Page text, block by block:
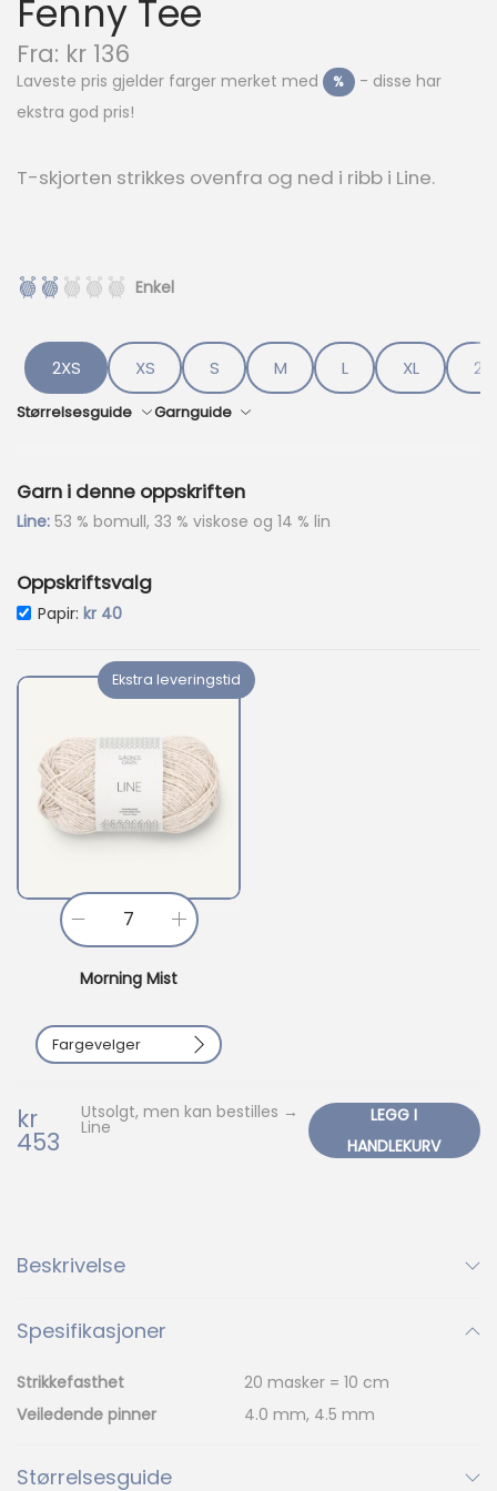
Fenny Tee
Fra: kr 136
å
v
æ
e
n
r
e
r
:
k
1
3
Laveste pris gjelder farger merket med % - disse har
ekstra god pris!
T-skjorten strikkes ovenfra og ned i ribb i Line.
Enkel
2XS XS S M L XL 2-
Størrelsesguide Garnguide
Garn i denne oppskriften
Line: 53 % bomull, 33 % viskose og 14 % lin
Oppskriftsvalg
Papir: kr40
Ekstra leveringstid
Fargevelger
1001
1002
1099
2112
2331
2581
Ny
Morning Mist
n
e
a
t
kr
453
Utsolgt, men kan bestilles →
Line
LEGG I
HANDLEKURV
Beskrivelse
Spesifikasjoner
Strikkefasthet
20 masker = 10 cm
Veiledende pinner
4.0 mm, 4.5 mm
Størrelsesguide